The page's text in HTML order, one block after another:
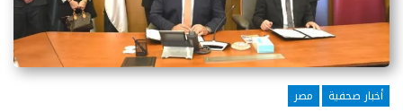
أخبار صحفية
مصر